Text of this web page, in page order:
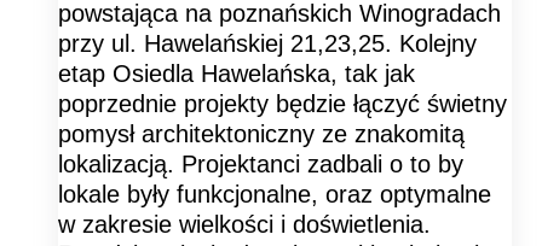
powstająca na poznańskich Winogradach
przy ul. Hawelańskiej 21,23,25. Kolejny
etap Osiedla Hawelańska, tak jak
poprzednie projekty będzie łączyć świetny
pomysł architektoniczny ze znakomitą
lokalizacją. Projektanci zadbali o to by
lokale były funkcjonalne, oraz optymalne
w zakresie wielkości i doświetlenia.